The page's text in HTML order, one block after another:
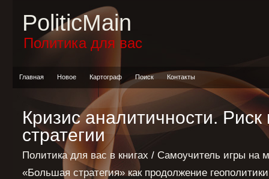
PoliticMain
Политика для вас
Главная Новое Картограф Поиск Контакты
Кризис аналитичности. Риск
стратегии
Политика для вас в книгах / Самоучитель игры на
«Большая стратегия» как продолжение